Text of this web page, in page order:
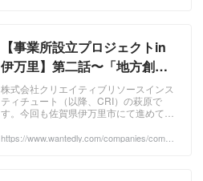
【事業所設立プロジェクトin
伊万里】第二話〜「地方創生
×IT」地方に新たな風を吹き込
む、新規事業所開設プロジェ
クト始動！〜 | WHAT WE DO
株式会社クリエイティブリソースインス
ティチュート（以降、CRI）の萩原で
す。今回も佐賀県伊万里市にて進めてい
たします。第一話では、新たな拠点を構
https://www.wantedly.com/companies/compa